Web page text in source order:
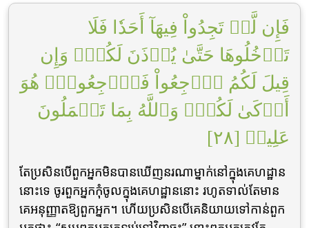
فَإِن لَّمۡ تَجِدُواْ فِيهَآ أَحَدٗا فَلَا
تَدۡخُلُوهَا حَتَّىٰ يُؤۡذَنَ لَكُمۡۖ وَإِن
قِيلَ لَكُمُ ٱرۡجِعُواْ فَٱرۡجِعُواْۖ هُوَ
أَزۡكَىٰ لَكُمۡۚ وَٱللَّهُ بِمَا تَعۡمَلُونَ
عَلِيمٞ [٢٨]
តែប្រសិនបើពួកអ្នកមិនបានឃើញនរណាម្នាក់នៅក្នុងគេហដ្ឋាន
នោះទេ ចូរពួកអ្នកកុំចូលក្នុងគេហដ្ឋាននោះ រហូតទាល់តែមាន
គេអនុញ្ញាតឱ្យពួកអ្នក។ ហើយប្រសិនបើគេនិយាយទៅកាន់ពួក